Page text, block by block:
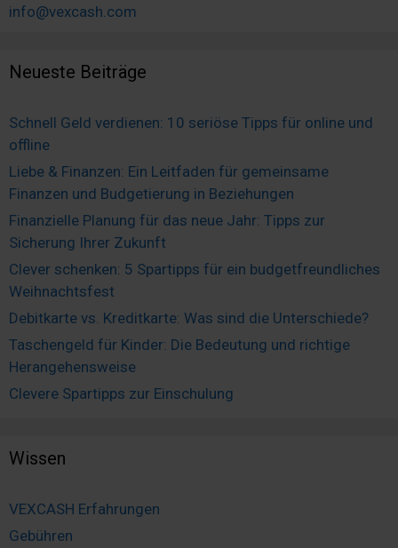
info@vexcash.com
Neueste Beiträge
Schnell Geld verdienen: 10 seriöse Tipps für online und
offline
Liebe & Finanzen: Ein Leitfaden für gemeinsame
Finanzen und Budgetierung in Beziehungen
Finanzielle Planung für das neue Jahr: Tipps zur
Sicherung Ihrer Zukunft
Clever schenken: 5 Spartipps für ein budgetfreundliches
Weihnachtsfest
Debitkarte vs. Kreditkarte: Was sind die Unterschiede?
Taschengeld für Kinder: Die Bedeutung und richtige
Herangehensweise
Clevere Spartipps zur Einschulung
Wissen
VEXCASH Erfahrungen
Gebühren